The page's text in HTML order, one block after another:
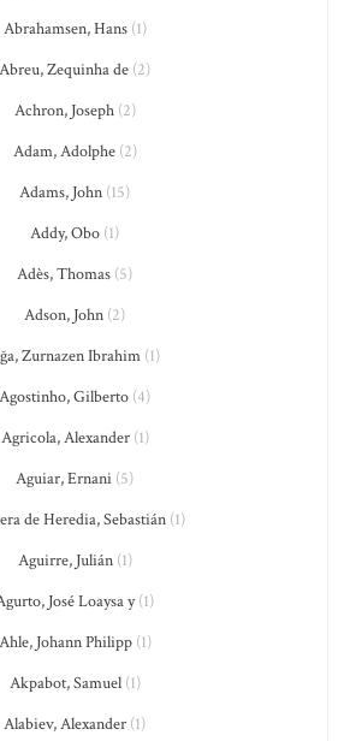
Abrahamsen, Hans(1)
Abreu, Zequinha de (2)
Achron, Joseph(2)
Adam, Adolphe(2)
Adams, John (15)
Addy, Obo (1)
Adès, Thomas (5)
Adson, John (2)
Zurnazen Ibrahim (1)
Agostinho, Gilberto (4)
Agricola, Alexander(1)
Aguiar, Ernani (5)
de Heredia, Sebastián(1)
Aguirre, Julián(1)
José Loaysa y(1)
Ahle, Johann Philipp(1)
Akpabot, Samuel(1)
Alabiev, Alexander (1)